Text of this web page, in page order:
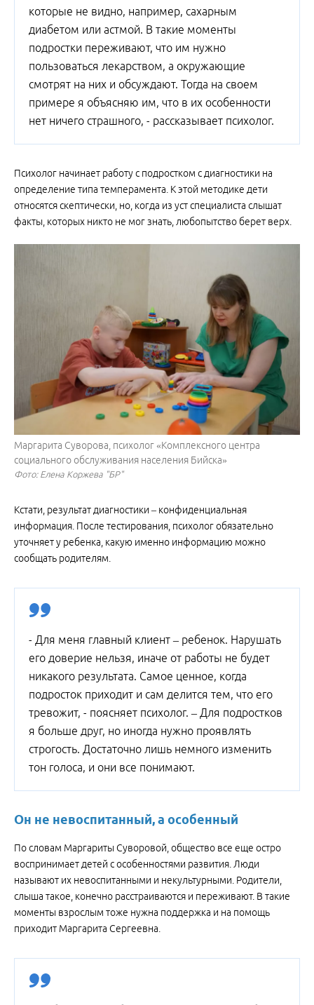
которые не видно, например, сахарным
диабетом или астмой. В такие моменты
подростки переживают, что им нужно
пользоваться лекарством, а окружающие
смотрят на них и обсуждают. Тогда на своем
примере я объясняю им, что в их особенности
нет ничего страшного, - рассказывает психолог.
Психолог начинает работу с подростком с диагностики на
определение типа темперамента. К этой методике дети
относятся скептически, но, когда из уст специалиста слышат
факты, которых никто не мог знать, любопытство берет верх.
Маргарита Суворова, психолог «Комплексного центра
социального обслуживания населения Бийска»
Фото: Елена Коржева "БР"
Кстати, результат диагностики – конфиденциальная
информация. После тестирования, психолог обязательно
уточняет у ребенка, какую именно информацию можно
сообщать родителям.
- Для меня главный клиент – ребенок. Нарушать
его доверие нельзя, иначе от работы не будет
никакого результата. Самое ценное, когда
подросток приходит и сам делится тем, что его
тревожит, - поясняет психолог. – Для подростков
я больше друг, но иногда нужно проявлять
строгость. Достаточно лишь немного изменить
тон голоса, и они все понимают.
Он не невоспитанный, а особенный
По словам Маргариты Суворовой, общество все еще остро
воспринимает детей с особенностями развития. Люди
называют их невоспитанными и некультурными. Родители,
слыша такое, конечно расстраиваются и переживают. В такие
моменты взрослым тоже нужна поддержка и на помощь
приходит Маргарита Сергеевна.